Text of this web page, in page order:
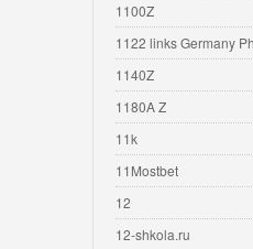
1100Z
1122 links Germany
1140Z
1180A Z
11k
11Mostbet
12
12-shkola.ru